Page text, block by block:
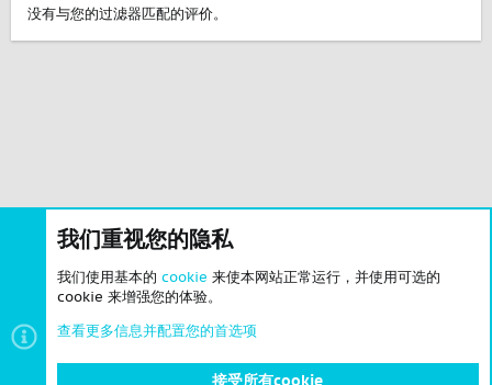
没有与您的过滤器匹配的评价。
我们重视您的隐私
我们使用基本的 cookie 来使本网站正常运行，并使用可选的
cookie 来增强您的体验。
查看更多信息并配置您的首选项
接受所有cookie